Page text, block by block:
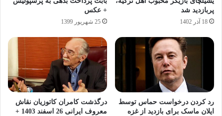
پربازدید شد
18 آذر 1402
+ عکس
25 شهریور 1399
رد کردن درخواست حماس توسط
ایلان ماسک برای بازدید از غزه
درگذشت کامران کاتوزیان نقاش
معروف ایرانی 26 اسفند 1403 +